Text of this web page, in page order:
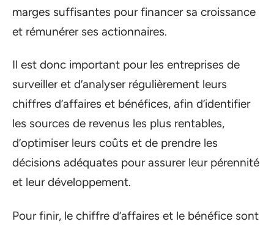
marges suffisantes pour financer sa croissance
et rémunérer ses actionnaires.
Il est donc important pour les entreprises de
surveiller et d’analyser régulièrement leurs
chiffres d’affaires et bénéfices, afin d’identifier
les sources de revenus les plus rentables,
d’optimiser leurs coûts et de prendre les
décisions adéquates pour assurer leur pérennité
et leur développement.
Pour finir, le chiffre d’affaires et le bénéfice sont